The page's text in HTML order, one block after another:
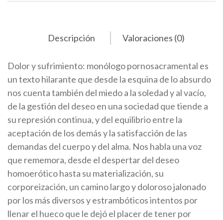
Descripción Valoraciones (0)
Dolor y sufrimiento: monólogo pornosacramental es
un texto hilarante que desde la esquina de lo absurdo
nos cuenta también del miedo a la soledad y al vacío,
de la gestión del deseo en una sociedad que tiende a
su represión continua, y del equilibrio entre la
aceptación de los demás y la satisfacción de las
demandas del cuerpo y del alma. Nos habla una voz
que rememora, desde el despertar del deseo
homoerótico hasta su materialización, su
corporeización, un camino largo y doloroso jalonado
por los más diversos y estrambóticos intentos por
llenar el hueco que le dejó el placer de tener por